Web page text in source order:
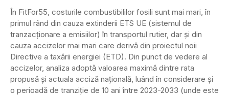
În FitFor55, costurile combustibililor fosili sunt mai mari, în
primul rând din cauza extinderii ETS UE (sistemul de
tranzacționare a emisiilor) în transportul rutier, dar și din
cauza accizelor mai mari care derivă din proiectul noii
Directive a taxării energiei (ETD). Din punct de vedere al
accizelor, analiza adoptă valoarea maximă dintre rata
propusă și actuala acciză națională, luând în considerare și
o perioadă de tranziție de 10 ani între 2023-2033 (unde este